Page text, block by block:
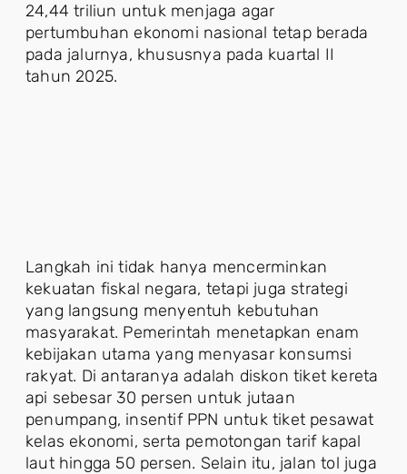
24,44 triliun untuk menjaga agar
pertumbuhan ekonomi nasional tetap berada
pada jalurnya, khususnya pada kuartal II
tahun 2025.
Langkah ini tidak hanya mencerminkan
kekuatan fiskal negara, tetapi juga strategi
yang langsung menyentuh kebutuhan
masyarakat. Pemerintah menetapkan enam
kebijakan utama yang menyasar konsumsi
rakyat. Di antaranya adalah diskon tiket kereta
api sebesar 30 persen untuk jutaan
penumpang, insentif PPN untuk tiket pesawat
kelas ekonomi, serta pemotongan tarif kapal
laut hingga 50 persen. Selain itu, jalan tol juga